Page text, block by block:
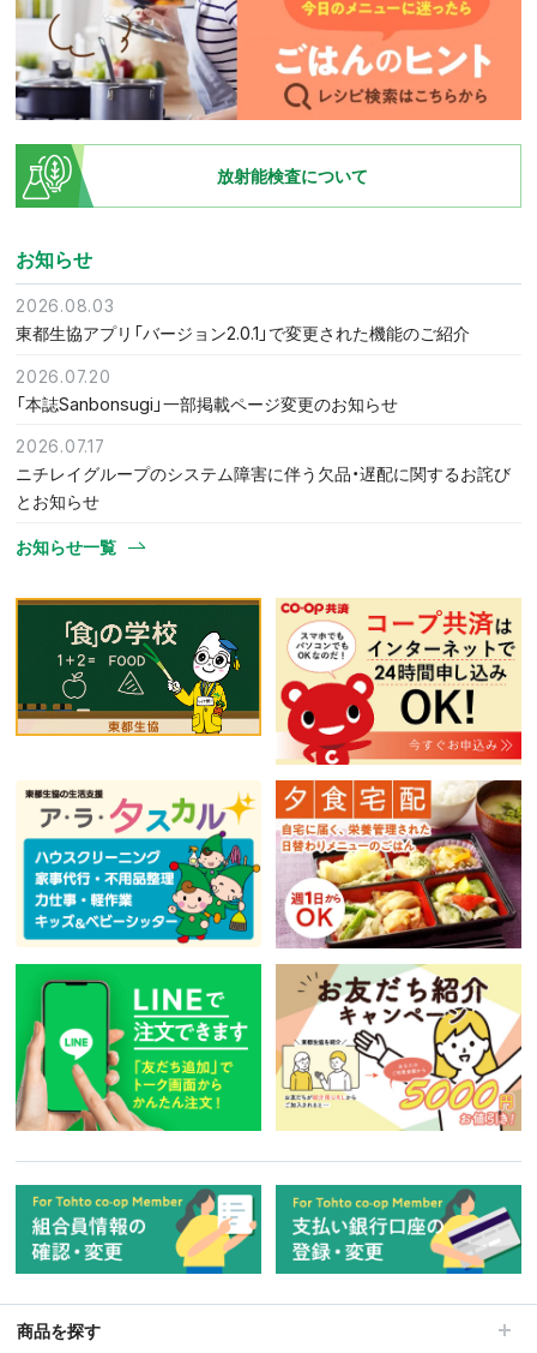
放射能検査について
お知らせ
2026.08.03
東都生協アプリ「バージョン2.0.1」で変更された機能のご紹介
2026.07.20
「本誌Sanbonsugi」一部掲載ページ変更のお知らせ
2026.07.17
ニチレイグループのシステム障害に伴う欠品・遅配に関するお詫び
とお知らせ
お知らせ一覧
商品を探す